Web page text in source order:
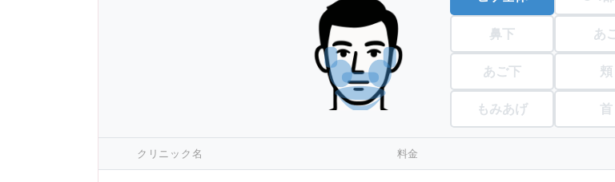
鼻下 あ
あご下 頬
もみあげ 首
クリニック名 料金